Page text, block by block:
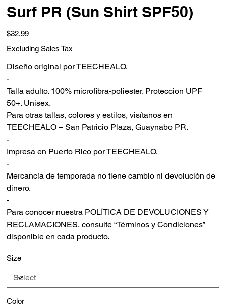
Surf PR (Sun Shirt SPF50)
Price
$32.99
Excluding Sales Tax
Diseño original por TEECHEALO.
-
Talla adulto. 100% microfibra-poliester. Proteccion UPF
50+. Unisex.
Para otras tallas, colores y estilos, visítanos en
TEECHEALO – San Patricio Plaza, Guaynabo PR.
-
Impresa en Puerto Rico por TEECHEALO.
-
Mercancía de temporada no tiene cambio ni devolución de
dinero.
-
Para conocer nuestra POLÍTICA DE DEVOLUCIONES Y
RECLAMACIONES, consulte “Términos y Condiciones”
disponible en cada producto.
Size
Color